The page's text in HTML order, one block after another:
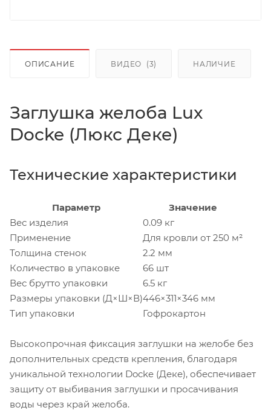
ОПИСАНИЕ ВИДЕО (3) НАЛИЧИЕ
Заглушка желоба Lux
Docke (Люкс Деке)
Технические характеристики
Параметр
Значение
Вес изделия
0.09 кг
Применение
Для кровли от 250 м²
Толщина стенок
2.2 мм
Количество в упаковке
66 шт
Вес брутто упаковки
6.5 кг
Размеры упаковки (Д×Ш×В)446×311×346 мм
Тип упаковки
Гофрокартон
Высокопрочная фиксация заглушки на желобе без
дополнительных средств крепления, благодаря
уникальной технологии Docke (Деке), обеспечивает
защиту от выбивания заглушки и просачивания
воды через край желоба.